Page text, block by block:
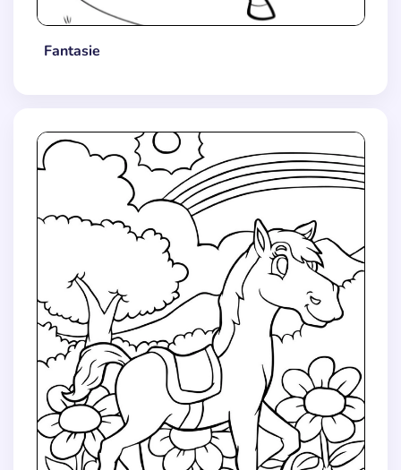
Fantasie